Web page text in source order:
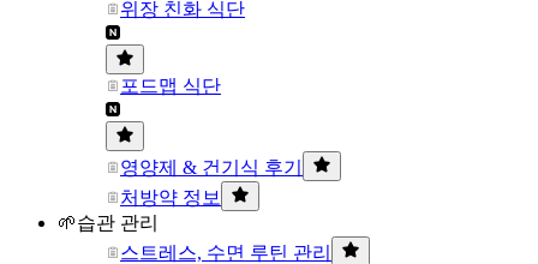
위장 친화 식단
포드맵 식단
영양제 & 건기식 후기
처방약 정보
🌱습관 관리
스트레스, 수면 루틴 관리